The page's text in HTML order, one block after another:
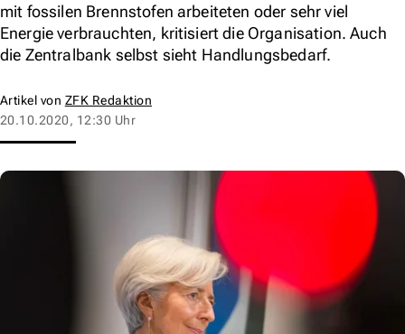
mit fossilen Brennstofen arbeiteten oder sehr viel
Energie verbrauchten, kritisiert die Organisation. Auch
die Zentralbank selbst sieht Handlungsbedarf.
Artikel von ZFK Redaktion
20.10.2020, 12:30 Uhr